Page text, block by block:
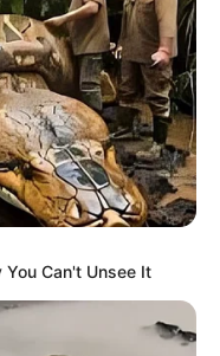
Can't Unsee It